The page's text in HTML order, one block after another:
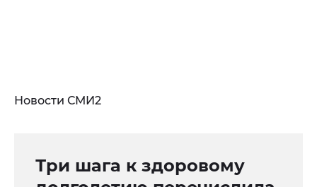
Новости СМИ2
Три шага к здоровому